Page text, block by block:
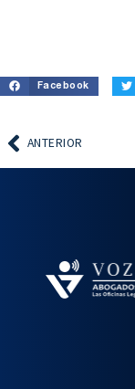
Facebook
ANTERIOR